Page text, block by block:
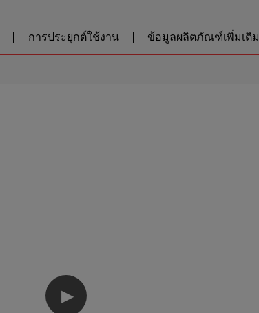
การประยุกต์ใช้งาน ข้อมูลผลิตภัณฑ์เพิ่มเติม
▶